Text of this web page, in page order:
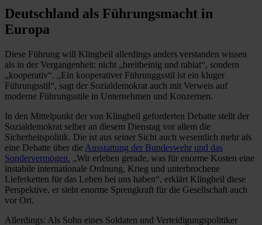
Deutschland als Führungsmacht in
Europa
Diese Führung will Klingbeil allerdings anders verstanden wissen
als in der Vergangenheit: nicht „breitbeinig und rabiat“, sondern
„kooperativ“. „Ein kooperativer Führunggsstil ist ein kluger
Führungsstil“, sagt der Sozialdemokrat auch mit Verweis auf
moderne Führungsstile in Unternehmen und Konzernen.
In den Mittelpunkt der von Klingbeil geforderten Debatte stellt der
Sozialdemokrat selber an diesem Dienstag vor allem die
Sicherheitspolitik. Die ist aus seiner Sicht auch wesentlich mehr als
eine Debatte über die Ausstattung der Bundeswehr und das
Sondervermögen. „Wir erleben gerade, was für enorme Kosten eine
instabile internationale Ordnung, Krieg und unterbrochene
Lieferketten für das Leben bei uns haben“, erklärt Klingbeil diese
Perspektive, er sieht enorme Sprengkraft für die Gesellschaft auch
vor Ort.
Allerdings: Als Sohn eines Soldaten und Verteidigungspolitiker